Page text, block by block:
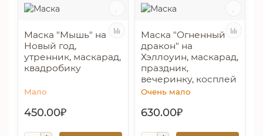
Маска "Мышь" на
Новый год,
утренник, маскарад,
квадробику
Мало
450.00₽
Маска "Огненный
дракон" на
Хэллоуин, маскарад,
праздник,
вечеринку, косплей
Очень мало
630.00₽